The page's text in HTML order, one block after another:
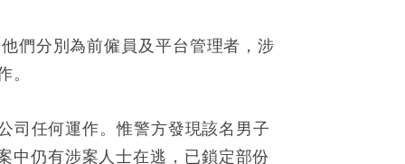
們分別為前僱員及平台管理者，涉
。
司任何運作。惟警方發現該名男子
中仍有涉案人士在逃，已鎖定部份